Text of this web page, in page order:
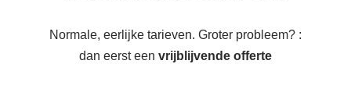
Normale, eerlijke tarieven. Groter probleem? :
dan eerst een vrijblijvende offerte